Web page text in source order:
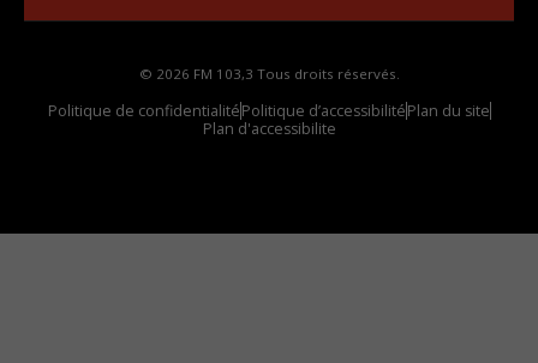
© 2026 FM 103,3 Tous droits réservés.
Politique de confidentialitéPolitique d’accessibilitéPlan du site
Plan d'accessibilite